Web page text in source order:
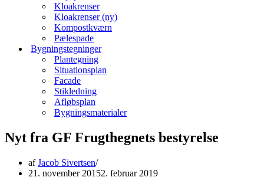
Kloakrenser
Kloakrenser (ny)
Kompostkværn
Pælespade
Bygningstegninger
Plantegning
Situationsplan
Facade
Stikledning
Afløbsplan
Bygningsmaterialer
Nyt fra GF Frugthegnets bestyrelse
afJacob Sivertsen
21. november 20152. februar 2019